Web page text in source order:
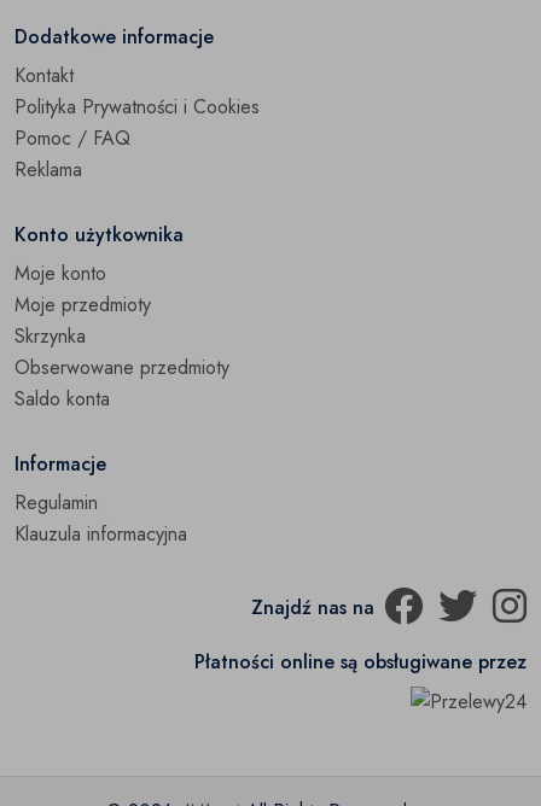
Ręczniki
Rośliny doniczkowe
Szkatułki(0)
Świece i świeczniki
Torby na zakupy(0)
Woski i olejki
Wystrój okien
Zastawa stołowa
Zegary (0)
Pozostałe
Dodatkowe informacje
Kontakt
Polityka Prywatności i Cookies
Pomoc / FAQ
Reklama
Konto użytkownika
Moje konto
Moje przedmioty
Skrzynka
Obserwowane przedmioty
Saldo konta
Informacje
Regulamin
Klauzula informacyjna
Znajdź nas na
Płatności online są obsługiwane przez